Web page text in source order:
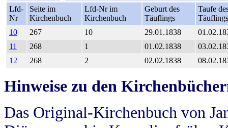
Lfd-
Nr
Seite im
Kirchenbuch
Lfd-Nr im
Kirchenbuch
Geburt des
Täuflings
Taufe
Täuflings
10
267 10 29.01.1838
11
268 1 01.02.1838
12
268 2 02.02.1838
Hinweise zu den
Das Original-Kirchenbuch von